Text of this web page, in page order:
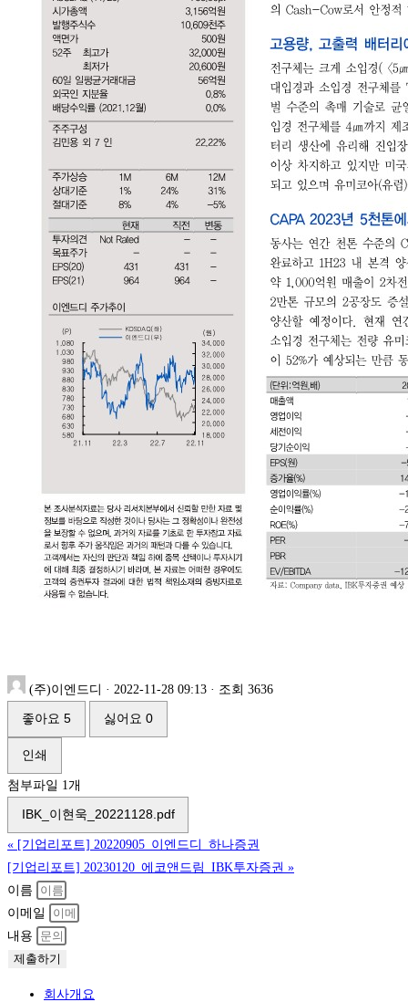
(주)이엔드디 · 2022-11-28 09:13 · 조회 3636
좋아요 5 싫어요 0
인쇄
첨부파일 1개
IBK_이현욱_20221128.pdf
« [기업리포트] 20220905_이엔드디_하나증권
[기업리포트] 20230120_에코앤드림_IBK투자증권 »
이름
이메일
내용
제출하기
회사개요